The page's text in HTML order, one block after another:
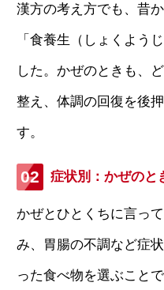
漢方の考え方でも、昔
「食養生（しょくよう
した。かぜのときも、
整え、体調の回復を後
す。
症状別：かぜのと
かぜとひとくちに言っ
み、胃腸の不調など症
った食べ物を選ぶこと